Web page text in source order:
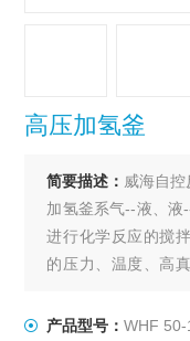
高压加氢釜
简要描述： 威海自
加氢釜系气--液、
进行化学反应的搅
的压力、温度、高
温、高压、高真空
产品型号：WHF 50-